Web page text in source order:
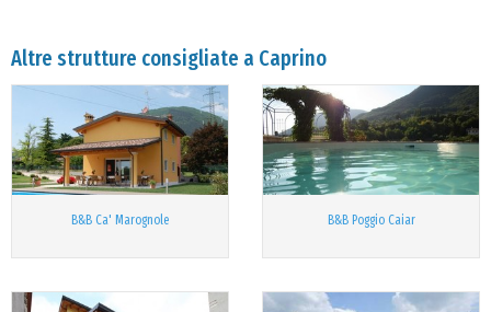
Altre strutture consigliate a Caprino
B&B Ca' Marognole B&B Poggio Caiar